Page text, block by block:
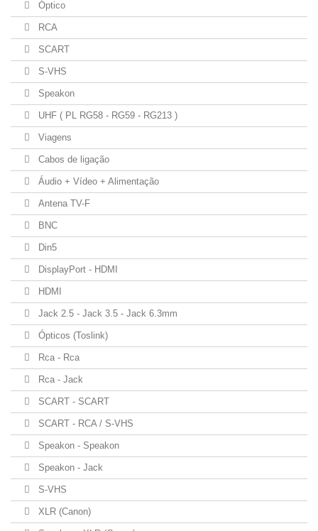
Óptico
RCA
SCART
S-VHS
Speakon
UHF ( PL RG58 - RG59 - RG213 )
Viagens
Cabos de ligação
Áudio + Vídeo + Alimentação
Antena TV-F
BNC
Din5
DisplayPort - HDMI
HDMI
Jack 2.5 - Jack 3.5 - Jack 6.3mm
Ópticos (Toslink)
Rca - Rca
Rca - Jack
SCART - SCART
SCART - RCA / S-VHS
Speakon - Speakon
Speakon - Jack
S-VHS
XLR (Canon)